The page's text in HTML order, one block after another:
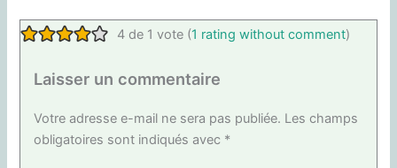
4 de 1 vote (1 rating without comment)
Laisser un commentaire
Votre adresse e-mail ne sera pas publiée. Les champs
obligatoires sont indiqués avec *